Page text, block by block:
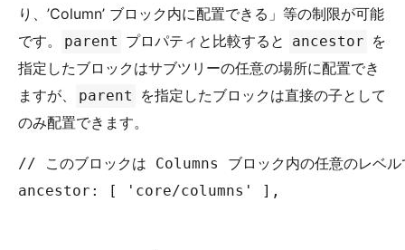
り、’Column’ ブロック内に配置できる」等の制限が可能
です。
parent プロパティと比較すると ancestor を
指定したブロックはサブツリーの任意の場所に配置でき
ますが、
parent
を指定したブロックは直接の子として
のみ配置できます。
// このブロックは Columns ブロック内の任意のレベル
ancestor: [ 'core/columns' ],